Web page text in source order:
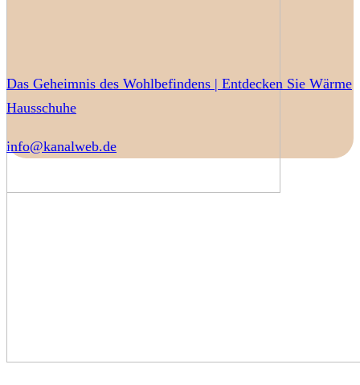
Das Geheimnis des Wohlbefindens | Entdecken Sie Wärme
Hausschuhe
info@kanalweb.de